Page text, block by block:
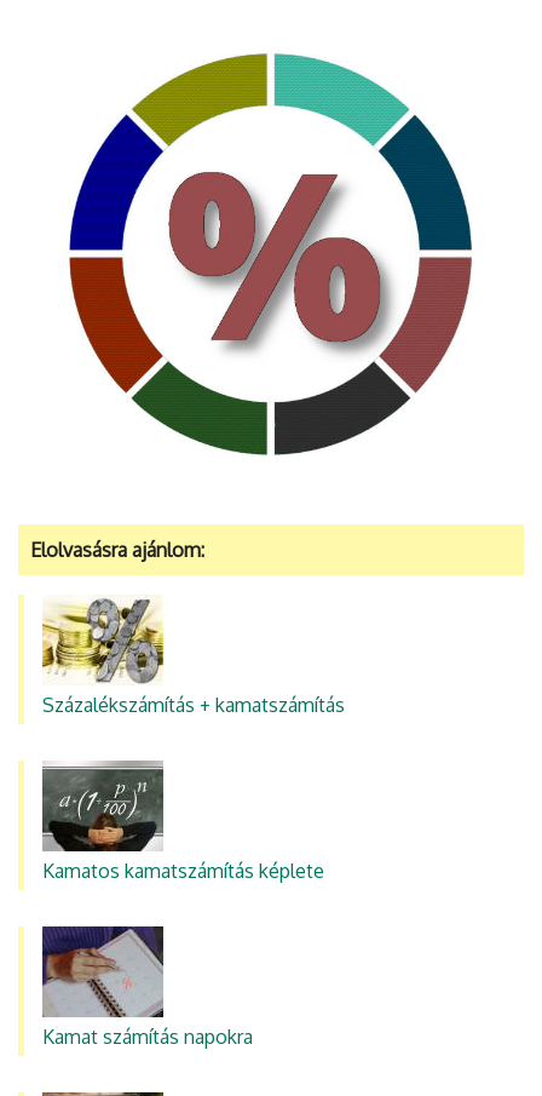
Elolvasásra ajánlom:
Százalékszámítás + kamatszámítás
Kamatos kamatszámítás képlete
Kamat számítás napokra